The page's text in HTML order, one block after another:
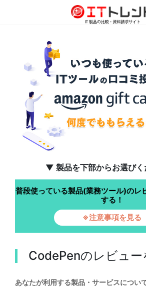
▼ 製品を下部からお選び
普段使っている製品(業務ツール)のレ
する！
※注意事項を見る
CodePenのレビュー
あなたが利用する製品・サービスについ